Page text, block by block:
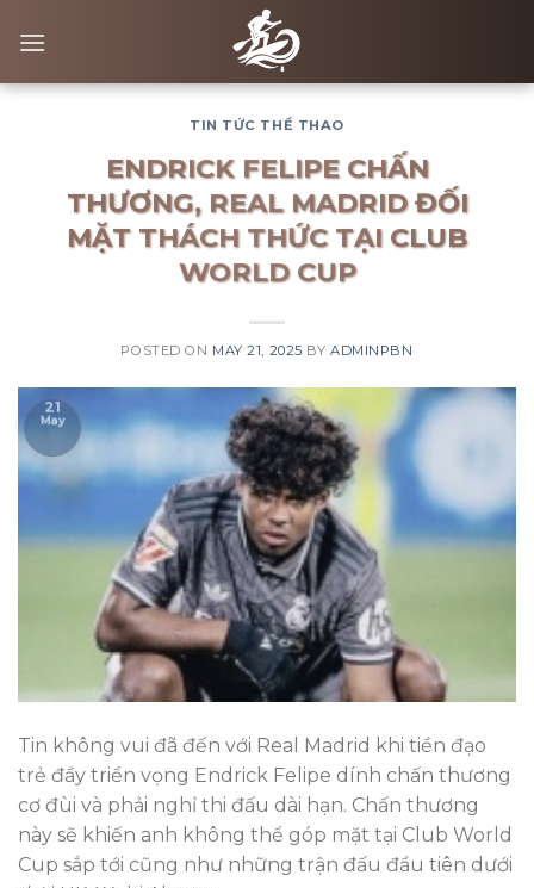
TIN TỨC THỂ THAO
ENDRICK FELIPE CHẤN
THƯƠNG, REAL MADRID ĐỐI
MẶT THÁCH THỨC TẠI CLUB
WORLD CUP
POSTED ON MAY 21, 2025 BYADMINPBN
21
May
Tin không vui đã đến với Real Madrid khi tiền đạo
trẻ đầy triển vọng Endrick Felipe dính chấn thương
cơ đùi và phải nghỉ thi đấu dài hạn. Chấn thương
này sẽ khiến anh không thể góp mặt tại Club World
Cup sắp tới cũng như những trận đấu đầu tiên dưới